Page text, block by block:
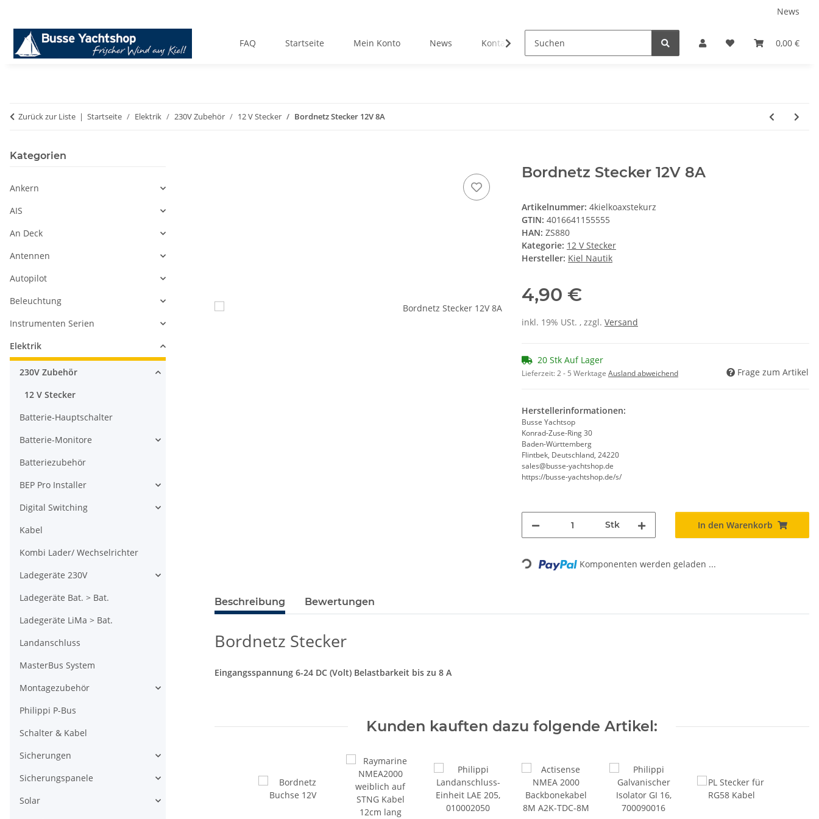
News
0,00 €
FAQ Startseite Mein Konto News Kontakt Service
Zurück zur Liste Startseite Elektrik 230V Zubehör 12 V Stecker Bordnetz Stecker 12V 8A
Bordnetz Stecker 12V 8A
Artikelnummer: 4kielkoaxstekurz
GTIN: 4016641155555
HAN: ZS880
Kategorie: 12 V Stecker
Hersteller: Kiel Nautik
4,90 €
inkl. 19% USt. , zzgl. Versand
20 Stk Auf Lager
Lieferzeit:2 - 5 Werktage Ausland abweichend Frage zum Artikel
Herstellerinformationen:
Busse Yachtsop
Konrad-Zuse-Ring 30
Baden-Württemberg
Flintbek, Deutschland, 24220
sales@busse-yachtshop.de
https://busse-yachtshop.de/s/
Stk In den Warenkorb
Loading... Komponenten werden geladen ...
Beschreibung Bewertungen
Bordnetz Stecker
Eingangsspannung 6-24 DC (Volt) Belastbarkeit bis zu 8 A
Kunden kauften dazu folgende Artikel:
Kategorien
Ankern
AIS
An Deck
Antennen
Autopilot
Beleuchtung
Instrumenten Serien
Elektrik
230V Zubehör
12 V Stecker
Batterie-Hauptschalter
Batterie-Monitore
Batteriezubehör
BEP Pro Installer
Digital Switching
Kabel
Kombi Lader/ Wechselrichter
Ladegeräte 230V
Ladegeräte Bat. > Bat.
Ladegeräte LiMa > Bat.
Landanschluss
MasterBus System
Montagezubehör
Philippi P-Bus
Schalter & Kabel
Sicherungen
Sicherungspanele
Solar